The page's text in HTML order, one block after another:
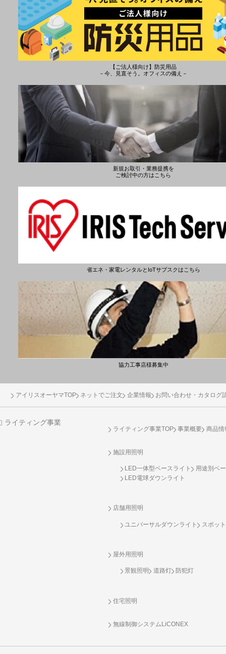
【ご法人様向け】防災用品
－今、見直そう。オフィスの備え－
新規お取引・業務提携を
ご検討中の方はこちら
省エネ・家電レンタルとIoTサブスクはこちら
協力工事店様募集中
アイリスオーヤマTOP ネットでご注文 企業情報 お問い合わせ・カタログ
ライティング事業
ライティング事業TOP 事業概要 商品情
施設用照明
LED一体型ベースライト
用途別ベ
LED電球ダウンライト
店舗用照明
ユニバーサルダウンライト スポッ
屋外用照明
景観照明 道路灯 防犯灯
住宅照明
無線制御システムLiCONEX